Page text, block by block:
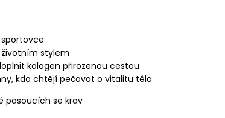
životním stylem
kolagen přirozenou cestou
kdo chtějí pečovat o vitalitu těla
pasoucích se krav